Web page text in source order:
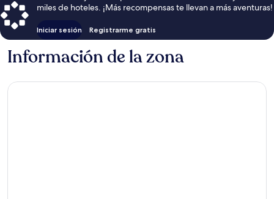
miles de hoteles. ¡Más recompensas te llevan a más aventuras!
Iniciar sesión Registrarme gratis
Información de la zona